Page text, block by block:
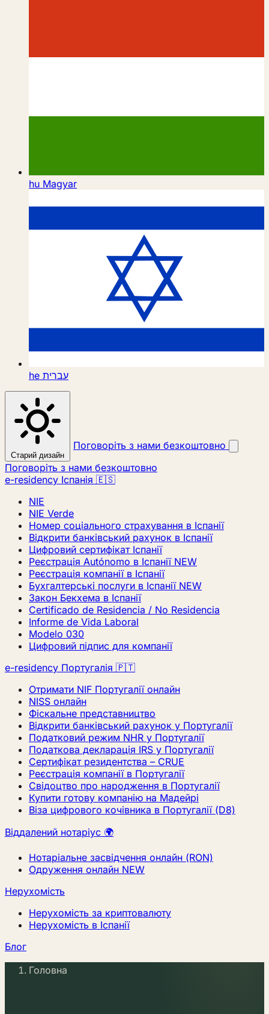
hu Magyar
he עברית
Старий дизайн
Поговоріть з нами безкоштовно
Поговоріть з нами безкоштовно
e-residency Іспанія 🇪🇸
NIE
NIE Verde
Номер соціального страхування в Іспанії
Відкрити банківський рахунок в Іспанії
Цифровий сертифікат Іспанії
Реєстрація Autónomo в Іспанії NEW
Реєстрація компанії в Іспанії
Бухгалтерські послуги в Іспанії NEW
Закон Бекхема в Іспанії
Certificado de Residencia / No Residencia
Informe de Vida Laboral
Modelo 030
Цифровий підпис для компанії
e-residency Португалія 🇵🇹
Отримати NIF Португалії онлайн
NISS онлайн
Фіскальне представництво
Відкрити банківський рахунок у Португалії
Податковий режим NHR у Португалії
Податкова декларація IRS у Португалії
Сертифікат резидентства – CRUE
Реєстрація компанії в Португалії
Свідоцтво про народження в Португалії
Купити готову компанію на Мадейрі
Віза цифрового кочівника в Португалії (D8)
Віддалений нотаріус 🌍
Нотаріальне засвідчення онлайн (RON)
Одруження онлайн NEW
Нерухомість
Нерухомість за криптовалюту
Нерухомість в Іспанії
Блог
Головна